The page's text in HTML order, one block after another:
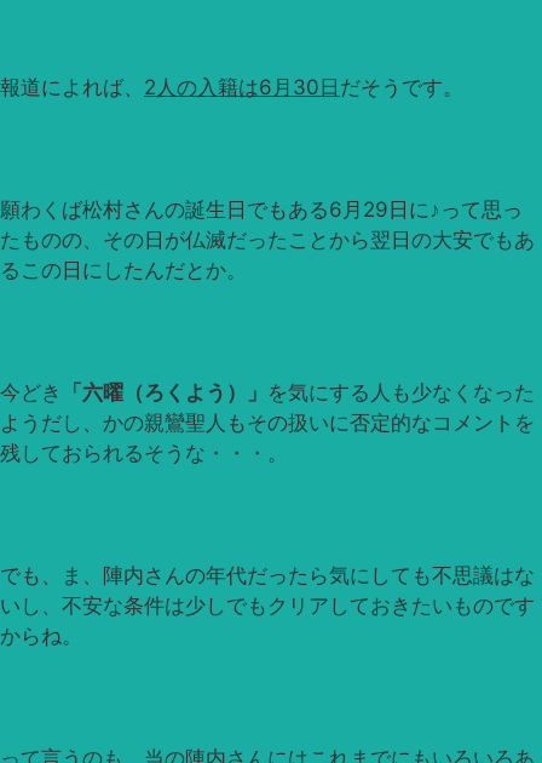
報道によれば、 2人の入籍は6月30日 だそうです。
願わくば松村さんの誕生日でもある6月29日に♪って思っ
たものの、その日が仏滅だったことから翌日の大安でもあ
るこの日にしたんだとか。
今どき 「六曜（ろくよう）」 を気にする人も少なくなった
ようだし、かの親鸞聖人もその扱いに否定的なコメントを
残しておられるそうな・・・。
でも、ま、陣内さんの年代だったら気にしても不思議はな
いし、不安な条件は少しでもクリアしておきたいものです
からね。
って言うのも、当の陣内さんにはこれまでにもいろいろあ